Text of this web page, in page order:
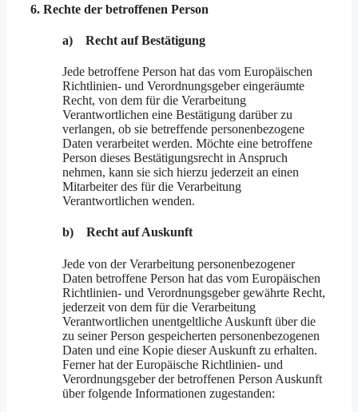
6. Rechte der betroffenen Person
a) Recht auf Bestätigung
Jede betroffene Person hat das vom Europäischen
Richtlinien- und Verordnungsgeber eingeräumte
Recht, von dem für die Verarbeitung
Verantwortlichen eine Bestätigung darüber zu
verlangen, ob sie betreffende personenbezogene
Daten verarbeitet werden. Möchte eine betroffene
Person dieses Bestätigungsrecht in Anspruch
nehmen, kann sie sich hierzu jederzeit an einen
Mitarbeiter des für die Verarbeitung
Verantwortlichen wenden.
b) Recht auf Auskunft
Jede von der Verarbeitung personenbezogener
Daten betroffene Person hat das vom Europäischen
Richtlinien- und Verordnungsgeber gewährte Recht,
jederzeit von dem für die Verarbeitung
Verantwortlichen unentgeltliche Auskunft über die
zu seiner Person gespeicherten personenbezogenen
Daten und eine Kopie dieser Auskunft zu erhalten.
Ferner hat der Europäische Richtlinien- und
Verordnungsgeber der betroffenen Person Auskunft
über folgende Informationen zugestanden: